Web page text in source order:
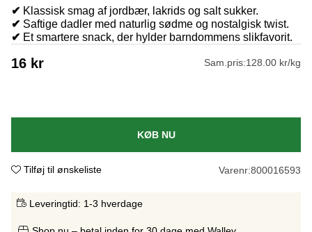
✔ Klassisk smag af jordbær, lakrids og salt sukker.
✔ Saftige dadler med naturlig sødme og nostalgisk twist.
✔ Et smartere snack, der hylder barndommens slikfavorit.
16 kr Sam.pris:128.00 kr/kg
KØB NU
Tilføj til ønskeliste Varenr:800016593
Leveringtid: 1-3 hverdage